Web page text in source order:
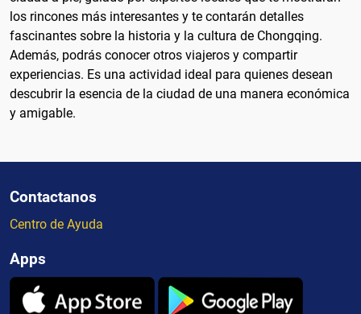
los rincones más interesantes y te contarán detalles
fascinantes sobre la historia y la cultura de Chongqing.
Además, podrás conocer otros viajeros y compartir
experiencias. Es una actividad ideal para quienes desean
descubrir la esencia de la ciudad de una manera económica
y amigable.
Contactanos
Centro de Ayuda
Apps